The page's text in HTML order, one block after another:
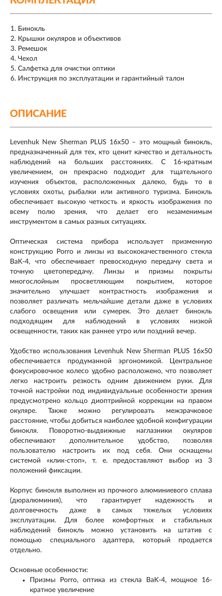
Бинокль
Крышки окуляров и объективов
Ремешок
Чехол
Салфетка для очистки оптики
Инструкция по эксплуатации и гарантийный талон
ОПИСАНИЕ
Levenhuk New Sherman PLUS 16x50 – это мощный бинокль,
предназначенный для тех, кто ценит качество и детальность
наблюдений на больших расстояниях. С 16-кратным
увеличением, он прекрасно подходит для тщательного
изучения объектов, расположенных далеко, будь то в
условиях охоты, рыбалки или активного туризма. Бинокль
обеспечивает высокую четкость и яркость изображения по
всему полю зрения, что делает его незаменимым
инструментом в самых разных ситуациях.
Оптическая система прибора использует призменную
конструкцию Porro и линзы из высококачественного стекла
BaK-4, что обеспечивает превосходную передачу света и
точную цветопередачу. Линзы и призмы покрыты
многослойным просветляющим покрытием, которое
значительно улучшает контрастность изображения и
позволяет различать мельчайшие детали даже в условиях
слабого освещения или сумерек. Это делает бинокль
подходящим для наблюдений в условиях низкой
освещенности, таких как раннее утро или поздний вечер.
Удобство использования Levenhuk New Sherman PLUS 16x50
обеспечивается продуманной эргономикой. Центральное
фокусировочное колесо удобно расположено, что позволяет
легко настроить резкость одним движением руки. Для
точной настройки под индивидуальные особенности зрения
предусмотрено кольцо диоптрийной коррекции на правом
окуляре. Также можно регулировать межзрачковое
расстояние, чтобы добиться наиболее удобной конфигурации
бинокля. Поворотно-выдвижные наглазники окуляров
обеспечивают дополнительное удобство, позволяя
пользователю настроить их под себя. Они оснащены
системой «клик-стоп», т. е. предоставляют выбор из 3
положений фиксации.
Корпус бинокля выполнен из прочного алюминиевого сплава
(дюралюминия), что гарантирует надежность и
долговечность даже в самых тяжелых условиях
эксплуатации. Для более комфортных и стабильных
наблюдений бинокль можно установить на штатив с
помощью специального адаптера, который продается
отдельно.
Основные особенности:
Призмы Porro, оптика из стекла BaK-4, мощное 16-
кратное увеличение